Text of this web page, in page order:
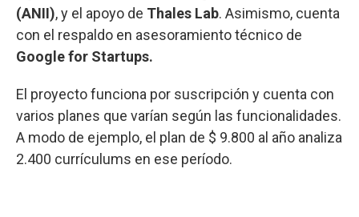
(ANII), y el apoyo de Thales Lab. Asimismo, cuenta
con el respaldo en asesoramiento técnico de
Google for Startups.
El proyecto funciona por suscripción y cuenta con
varios planes que varían según las funcionalidades.
A modo de ejemplo, el plan de $ 9.800 al año analiza
2.400 currículums en ese período.